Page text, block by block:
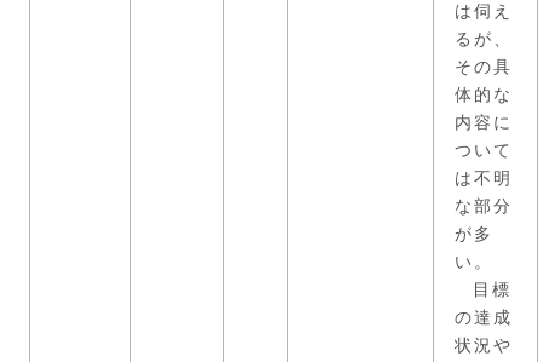
は伺え
るが、
その具
体的な
内容に
ついて
は不明
な部分
が多
い。
目標
の達成
状況や